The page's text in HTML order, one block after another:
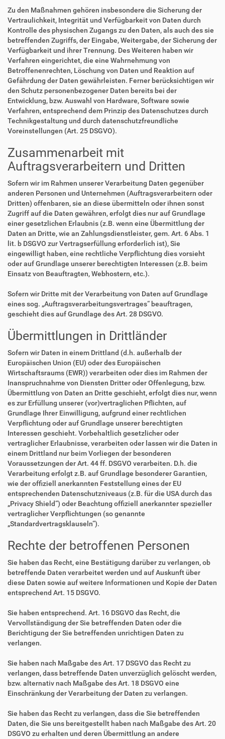
Zu den Maßnahmen gehören insbesondere die Sicherung der
Vertraulichkeit, Integrität und Verfügbarkeit von Daten durch
Kontrolle des physischen Zugangs zu den Daten, als auch des sie
betreffenden Zugriffs, der Eingabe, Weitergabe, der Sicherung der
Verfügbarkeit und ihrer Trennung. Des Weiteren haben wir
Verfahren eingerichtet, die eine Wahrnehmung von
Betroffenenrechten, Löschung von Daten und Reaktion auf
Gefährdung der Daten gewährleisten. Ferner berücksichtigen wir
den Schutz personenbezogener Daten bereits bei der
Entwicklung, bzw. Auswahl von Hardware, Software sowie
Verfahren, entsprechend dem Prinzip des Datenschutzes durch
Technikgestaltung und durch datenschutzfreundliche
Voreinstellungen (Art. 25 DSGVO).
Zusammenarbeit mit
Auftragsverarbeitern und Dritten
Sofern wir im Rahmen unserer Verarbeitung Daten gegenüber
anderen Personen und Unternehmen (Auftragsverarbeitern oder
Dritten) offenbaren, sie an diese übermitteln oder ihnen sonst
Zugriff auf die Daten gewähren, erfolgt dies nur auf Grundlage
einer gesetzlichen Erlaubnis (z.B. wenn eine Übermittlung der
Daten an Dritte, wie an Zahlungsdienstleister, gem. Art. 6 Abs. 1
lit. b DSGVO zur Vertragserfüllung erforderlich ist), Sie
eingewilligt haben, eine rechtliche Verpflichtung dies vorsieht
oder auf Grundlage unserer berechtigten Interessen (z.B. beim
Einsatz von Beauftragten, Webhostern, etc.).
Sofern wir Dritte mit der Verarbeitung von Daten auf Grundlage
eines sog. „Auftragsverarbeitungsvertrages“ beauftragen,
geschieht dies auf Grundlage des Art. 28 DSGVO.
Übermittlungen in Drittländer
Sofern wir Daten in einem Drittland (d.h. außerhalb der
Europäischen Union (EU) oder des Europäischen
Wirtschaftsraums (EWR)) verarbeiten oder dies im Rahmen der
Inanspruchnahme von Diensten Dritter oder Offenlegung, bzw.
Übermittlung von Daten an Dritte geschieht, erfolgt dies nur, wenn
es zur Erfüllung unserer (vor)vertraglichen Pflichten, auf
Grundlage Ihrer Einwilligung, aufgrund einer rechtlichen
Verpflichtung oder auf Grundlage unserer berechtigten
Interessen geschieht. Vorbehaltlich gesetzlicher oder
vertraglicher Erlaubnisse, verarbeiten oder lassen wir die Daten in
einem Drittland nur beim Vorliegen der besonderen
Voraussetzungen der Art. 44 ff. DSGVO verarbeiten. D.h. die
Verarbeitung erfolgt z.B. auf Grundlage besonderer Garantien,
wie der offiziell anerkannten Feststellung eines der EU
entsprechenden Datenschutzniveaus (z.B. für die USA durch das
„Privacy Shield“) oder Beachtung offiziell anerkannter spezieller
vertraglicher Verpflichtungen (so genannte
„Standardvertragsklauseln“).
Rechte der betroffenen Personen
Sie haben das Recht, eine Bestätigung darüber zu verlangen, ob
betreffende Daten verarbeitet werden und auf Auskunft über
diese Daten sowie auf weitere Informationen und Kopie der Daten
entsprechend Art. 15 DSGVO.
Sie haben entsprechend. Art. 16 DSGVO das Recht, die
Vervollständigung der Sie betreffenden Daten oder die
Berichtigung der Sie betreffenden unrichtigen Daten zu
verlangen.
Sie haben nach Maßgabe des Art. 17 DSGVO das Recht zu
verlangen, dass betreffende Daten unverzüglich gelöscht werden,
bzw. alternativ nach Maßgabe des Art. 18 DSGVO eine
Einschränkung der Verarbeitung der Daten zu verlangen.
Sie haben das Recht zu verlangen, dass die Sie betreffenden
Daten, die Sie uns bereitgestellt haben nach Maßgabe des Art. 20
DSGVO zu erhalten und deren Übermittlung an andere